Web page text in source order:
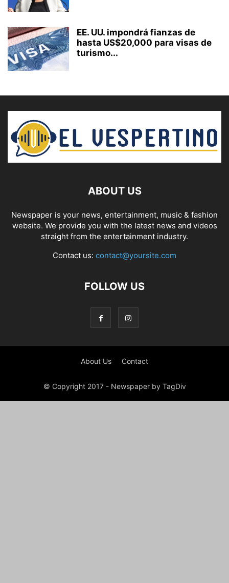
EE. UU. impondrá fianzas de
hasta US$20,000 para visas de
turismo...
ABOUT US
Newspaper is your news, entertainment, music & fashion
website. We provide you with the latest news and videos
straight from the entertainment industry.
Contact us: contact@yoursite.com
FOLLOW US
About Us Contact
© Copyright 2017 - Newspaper by TagDiv